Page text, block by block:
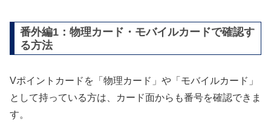
番外編1：物理カード・モバイルカードで確認す
る方法
Vポイントカードを「物理カード」や「モバイルカード」
として持っている方は、カード面からも番号を確認できま
す。